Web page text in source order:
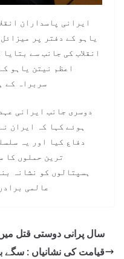
ایرانی پاسداران
یاہو کے دفتر پر
انقلاب کی جانب سے
اعظم نیتن یاہو
سربراہ کے
دوسری جانب ایرانی
ہوئے کہا کہ ایران
دفاع کیا اور یہ
ترین حملوں کا
ہسپتالوں کو نشانہ
عالمی
9 سال پرانی دوستی قتل
قیامت کی نشانیاں : سگے